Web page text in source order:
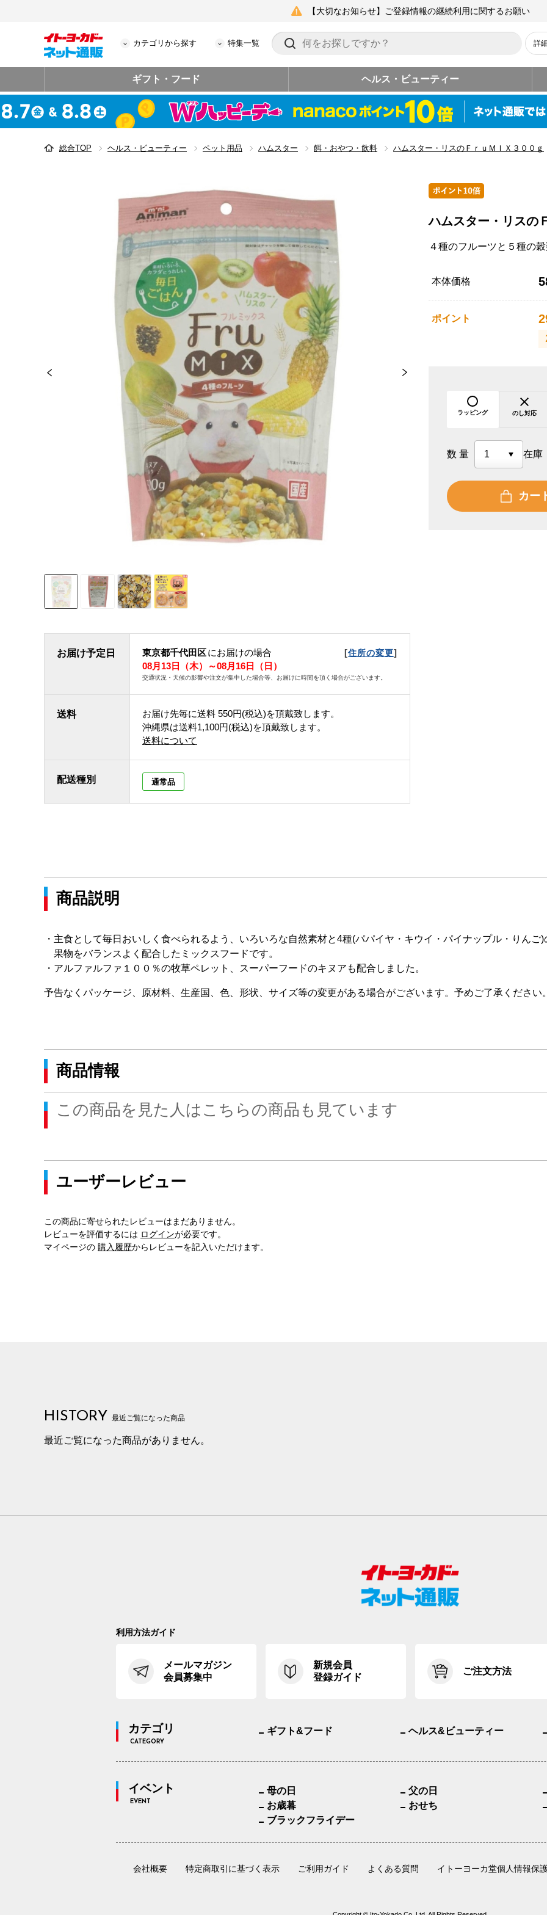
【大切なお知らせ】ご登録情報の継続利用に関するお願い
カテゴリから探す 特集一覧 詳
ギフト・フード ヘルス・ビューティー
総合TOP ヘルス・ビューティー ペット用品 ハムスター 餌・おやつ・飲料 ハムスター・リスのＦｒｕＭＩＸ３００ｇ
お届け予定日 東京都千代田区にお届けの場合 [住所の変更]
08月13日（木）～08月16日（日）
交通状況・天候の影響や注文が集中した場合等、お届けに時間を頂く場合がございます。
送料 お届け先毎に送料 550円(税込)を頂戴致します。
沖縄県は送料1,100円(税込)を頂戴致します。
送料について
配送種別 通常品
ハムスター・リスの
４種のフルーツと５種の
本体価格
ポイント
ラッピング のし対応
数量 在庫
カー
商品説明
・主食として毎日おいしく食べられるよう、いろいろな自然素材と4種(パパイヤ・キウイ・パイナップル・りんご)
果物をバランスよく配合したミックスフードです。
・アルファルファ１００％の牧草ペレット、スーパーフードのキヌアも配合しました。
予告なくパッケージ、原材料、生産国、色、形状、サイズ等の変更がある場合がございます。予めご了承ください
商品情報
この商品を見た人はこちらの商品も見ています
ユーザーレビュー
この商品に寄せられたレビューはまだありません。
レビューを評価するには ログインが必要です。
マイページの 購入履歴からレビューを記入いただけます。
HISTORY 最近ご覧になった商品
最近ご覧になった商品がありません。
利用方法ガイド
メールマガジン
会員募集中
新規会員
登録ガイド
ご注文方法
カテゴリ
CATEGORY
ギフト&フード ヘルス&ビューティー
イベント
EVENT
母の日
父の日
お歳暮
おせち
ブラックフライデー
会社概要 特定商取引に基づく表示 ご利用ガイド よくある質問 イトーヨーカ堂個人情報保